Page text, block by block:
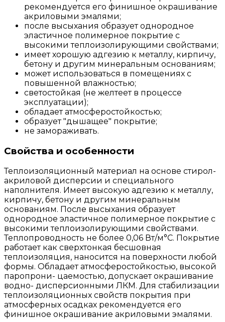
рекомендуется его финишное окрашивание
акриловыми эмалями;
после высыхания образует однородное
эластичное полимерное покрытие с
высокими теплоизолирующими свойствами;
имеет хорошую адгезию к металлу, кирпичу,
бетону и другим минеральным основаниям;
может использоваться в помещениях с
повышенной влажностью;
светостойкая (не желтеет в процессе
эксплуатации);
обладает атмосферостойкостью;
образует "дышащее" покрытие;
не замораживать.
Свойства и особенности
Теплоизоляционный материал на основе стирол-
акриловой дисперсии и специального
наполнителя. Имеет высокую адгезию к металлу,
кирпичу, бетону и другим минеральным
основаниям. После высыхания образует
однородное эластичное полимерное покрытие с
высокими теплоизолирующими свойствами.
Теплопроводность не более 0,06 Вт/м°С. Покрытие
работает как сверхтонкая бесшовная
теплоизоляция, наносится на поверхности любой
формы. Обладает атмосферостойкостью, высокой
паропрони- цаемостью, допускает окрашивание
водно- дисперсионными ЛКМ. Для стабилизации
теплоизоляционных свойств покрытия при
атмосферных осадках рекомендуется его
финишное окрашивание акриловыми эмалями.